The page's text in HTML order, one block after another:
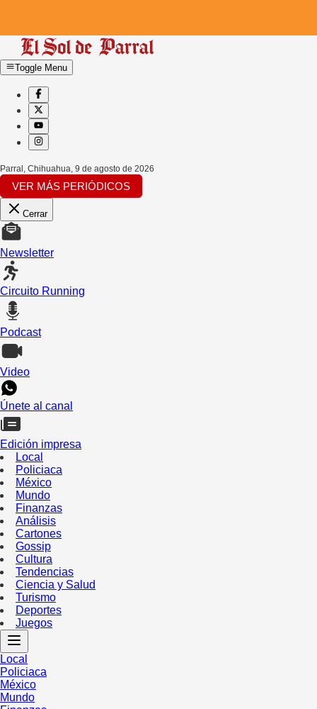
Toggle Menu
Parral, Chihuahua 9 de agosto de 2026
VER MÁS PERIÓDICOS
Cerrar
Newsletter
Circuito Running
Podcast
Video
Únete al canal
Edición impresa
Local
Policiaca
México
Mundo
Finanzas
Análisis
Cartones
Gossip
Cultura
Tendencias
Ciencia y Salud
Turismo
Deportes
Juegos
Local
Policiaca
México
Mundo